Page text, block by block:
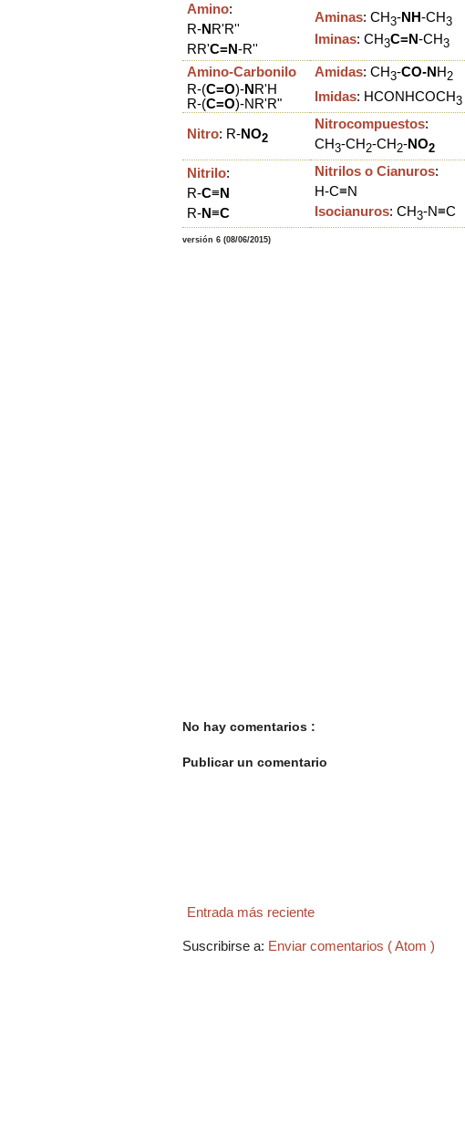
Amino:
R-NR'R''
RR'C=N-R''
Aminas: CH3-NH-CH3
Iminas: CH3C=N-CH3
Amino-Carbonilo
R-(C=O)-NR'H
R-(C=O)-NR'R"
Amidas: CH3-CO-NH2
Imidas: HCONHCOCH3
Nitro: R-NO2
Nitrocompuestos:
CH3-CH2-CH2-NO2
Nitrilo:
R-C≡N
R-N≡C
Nitrilos o Cianuros:
H-C≡N
Isocianuros: CH3-N≡C
versión 6 (08/06/2015)
No hay comentarios :
Publicar un comentario
Entrada más reciente
Suscribirse a: Enviar comentarios ( Atom )